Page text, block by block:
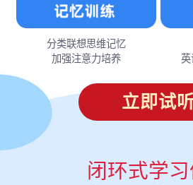
分类联想思维记忆
加强注意力培养
英
立即试
闭环式学